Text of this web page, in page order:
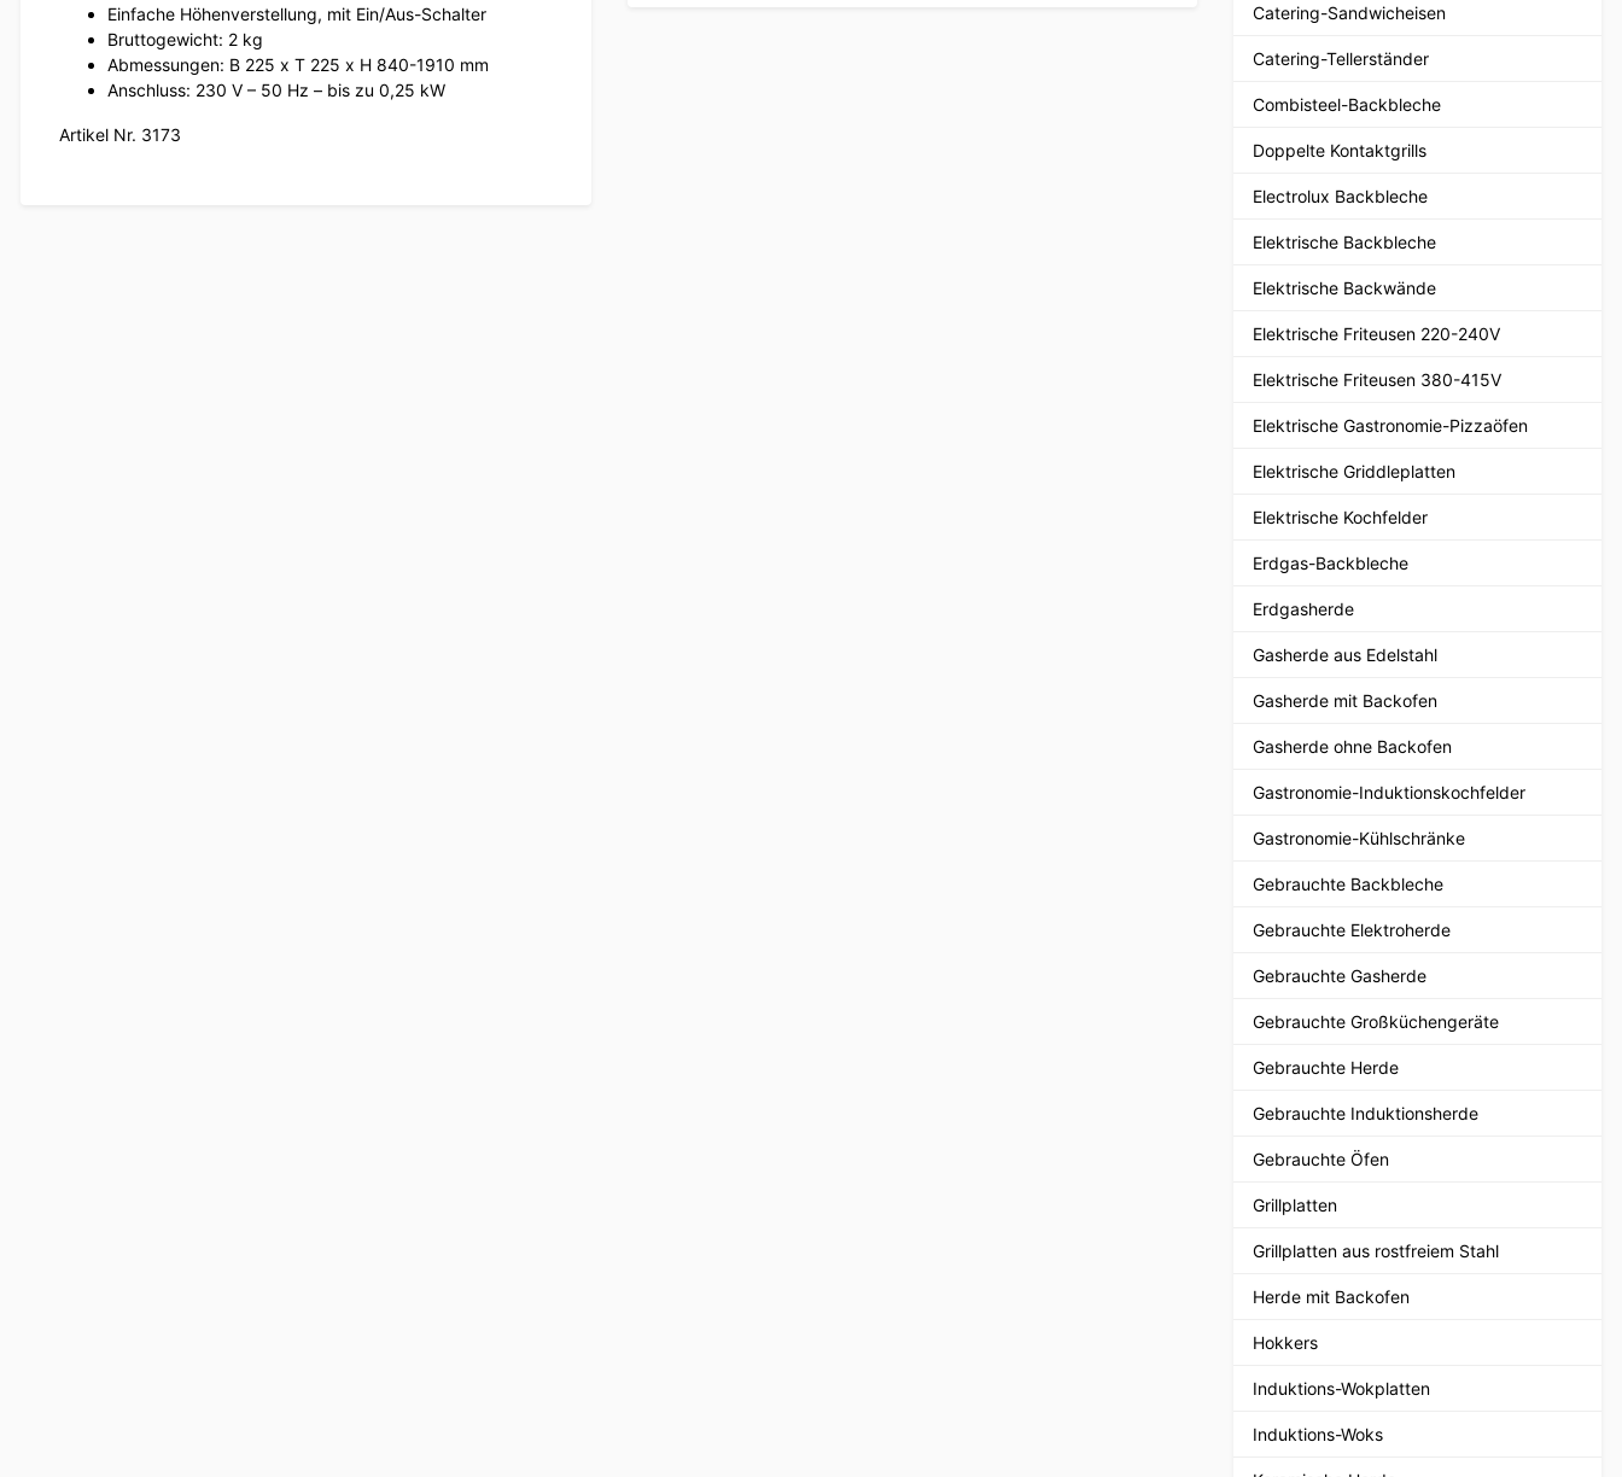
Einfache Höhenverstellung, mit Ein/Aus-Schalter
Bruttogewicht: 2 kg
Abmessungen: B 225 x T 225 x H 840-1910 mm
Anschluss: 230 V – 50 Hz – bis zu 0,25 kW
Artikel Nr. 3173
Catering-Sandwicheisen
Catering-Tellerständer
Combisteel-Backbleche
Doppelte Kontaktgrills
Electrolux Backbleche
Elektrische Backbleche
Elektrische Backwände
Elektrische Friteusen 220-240V
Elektrische Friteusen 380-415V
Elektrische Gastronomie-Pizzaöfen
Elektrische Griddleplatten
Elektrische Kochfelder
Erdgas-Backbleche
Erdgasherde
Gasherde aus Edelstahl
Gasherde mit Backofen
Gasherde ohne Backofen
Gastronomie-Induktionskochfelder
Gastronomie-Kühlschränke
Gebrauchte Backbleche
Gebrauchte Elektroherde
Gebrauchte Gasherde
Gebrauchte Großküchengeräte
Gebrauchte Herde
Gebrauchte Induktionsherde
Gebrauchte Öfen
Grillplatten
Grillplatten aus rostfreiem Stahl
Herde mit Backofen
Hokkers
Induktions-Wokplatten
Induktions-Woks